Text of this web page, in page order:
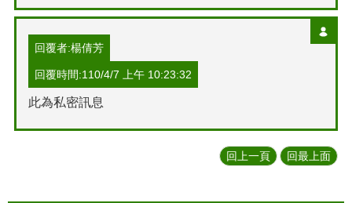
回覆者:楊倩芳
回覆時間:110/4/7 上午 10:23:32
此為私密訊息
回上一頁 回最上面